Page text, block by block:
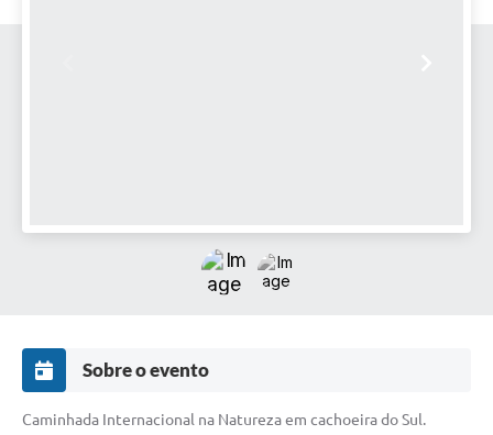
Editais
Telefones ÚteisSobre o evento
Caminhada Internacional na Natureza em cachoeira do Sul.